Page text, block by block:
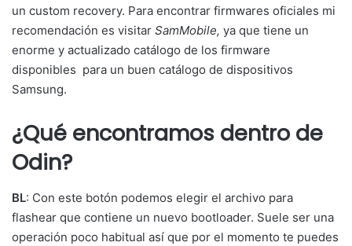
un custom recovery. Para encontrar firmwares oficiales mi
recomendación es visitar SamMobile, ya que tiene un
enorme y actualizado catálogo de los firmware
disponibles para un buen catálogo de dispositivos
Samsung.
¿Qué encontramos dentro de
Odin?
BL: Con este botón podemos elegir el archivo para
flashear que contiene un nuevo bootloader. Suele ser una
operación poco habitual así que por el momento te puedes